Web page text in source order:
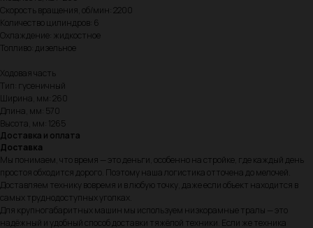
Скорость вращения, об/мин: 2200
Количество цилиндров: 6
Охлаждение: жидкостное
Топливо: дизельное
Ходовая часть
Тип: гусеничный
Ширина, мм: 260
Длина, мм: 570
Высота, мм: 1265
Доставка и оплата
Доставка
Мы понимаем, что время — это деньги, особенно на стройке, где каждый день
простоя обходится дорого. Поэтому наша логистика отточена до мелочей.
Доставляем технику вовремя и в любую точку, даже если объект находится в
самых труднодоступных уголках.
Для крупногабаритных машин мы используем низкорамные тралы — это
надёжный и удобный способ доставки тяжёлой техники. Если же техника